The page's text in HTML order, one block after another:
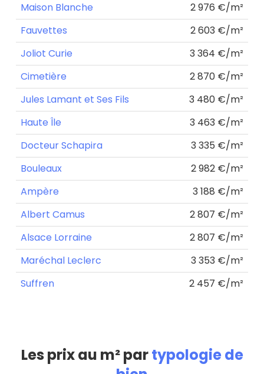
Maison Blanche
2 976 €/m²
Fauvettes
2 603 €/m²
Joliot Curie
3 364 €/m²
Cimetière
2 870 €/m²
Jules Lamant et Ses Fils
3 480 €/m²
Haute Île
3 463 €/m²
Docteur Schapira
3 335 €/m²
Bouleaux
2 982 €/m²
Ampère
3 188 €/m²
Albert Camus
2 807 €/m²
Alsace Lorraine
2 807 €/m²
Maréchal Leclerc
3 353 €/m²
Suffren
2 457 €/m²
Les prix au m² partypologie de